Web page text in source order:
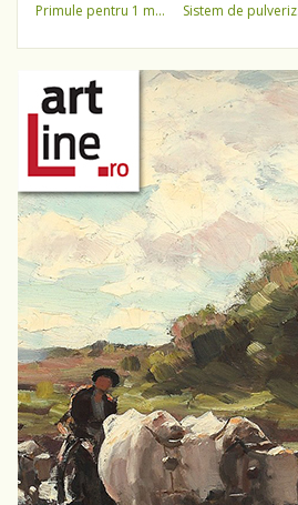
primule pentru 1 martie 3,5 lei / ghiveci !!!! sistem de pulverizare a apei